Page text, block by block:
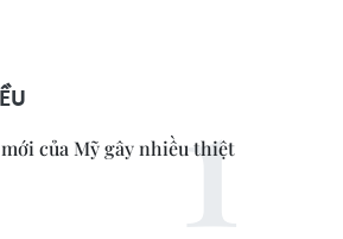
của Mỹ gây nhiều thiệt